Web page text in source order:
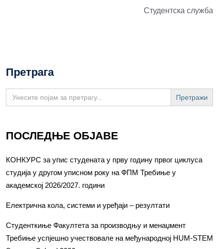
Студентска служба
Претрага
Search
for:
ПОСЛЕДЊЕ ОБЈАВЕ
КОНКУРС за упис студената у прву годину првог циклуса
студија у другом уписном року на ФПМ Требиње у
академској 2026/2027. години
Електрична кола, системи и уређаји – резултати
Студенткиње Факултета за производњу и менаџмент
Требиње успјешно учествовале на међународној HUM-STEM